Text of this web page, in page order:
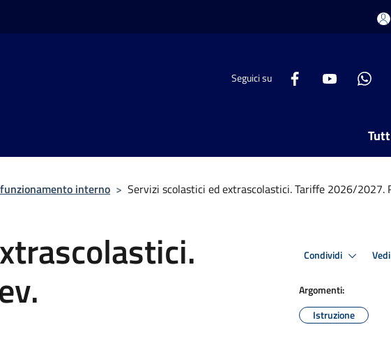
Seguici su
interno > Servizi scolastici ed extrascolastici. Tariffe 2026/2027.
Condividi
Argomenti:
Istruzione